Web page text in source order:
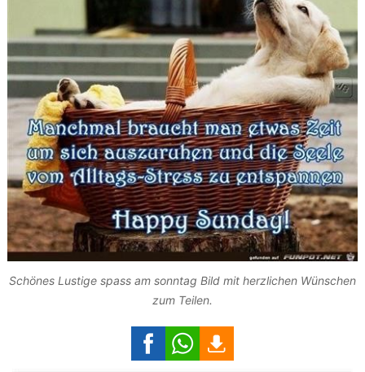
Schönes Lustige spass am sonntag Bild mit herzlichen Wünschen
zum Teilen.